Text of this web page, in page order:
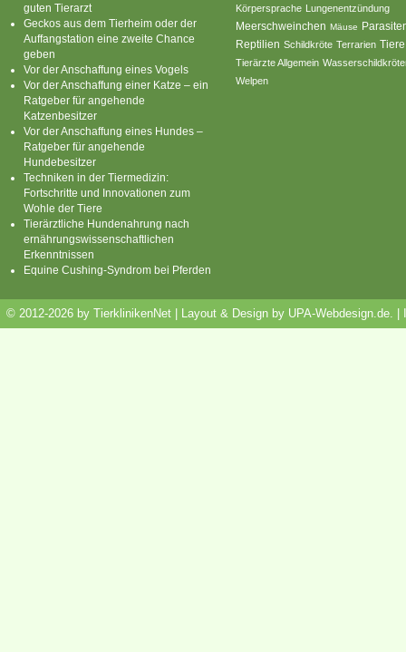
guten Tierarzt
Geckos aus dem Tierheim oder der
Auffangstation eine zweite Chance
geben
Vor der Anschaffung eines Vogels
Vor der Anschaffung einer Katze – ein
Ratgeber für angehende
Katzenbesitzer
Vor der Anschaffung eines Hundes –
Ratgeber für angehende
Hundebesitzer
Techniken in der Tiermedizin:
Fortschritte und Innovationen zum
Wohle der Tiere
Tierärztliche Hundenahrung nach
ernährungswissenschaftlichen
Erkenntnissen
Equine Cushing-Syndrom bei Pferden
Körpersprache Lungenentzündung
Meerschweinchen Mäuse
Reptilien Schildkröte Terrarien Tiere
Tierärzte Allgemein
Welpen
© 2012-2026 by TierklinikenNet | Layout & Design by UPA-Webdesign.de.